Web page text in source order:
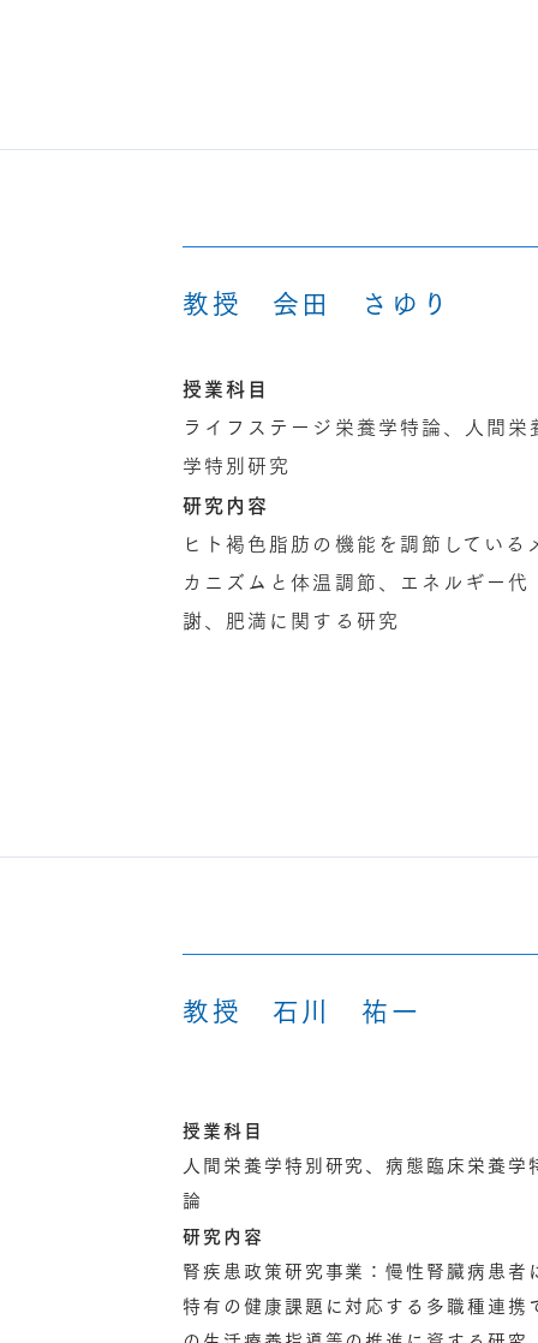
教授 会田 さゆり
授業科目
ライフステージ栄養学特論、人間栄
学特別研究
研究内容
ヒト褐色脂肪の機能を調節している
カニズムと体温調節、エネルギー代
謝、肥満に関する研究
教授 石川 祐一
授業科目
人間栄養学特別研究、病態臨床栄養学
論
研究内容
腎疾患政策研究事業：慢性腎臓病患者
特有の健康課題に対応する多職種連携